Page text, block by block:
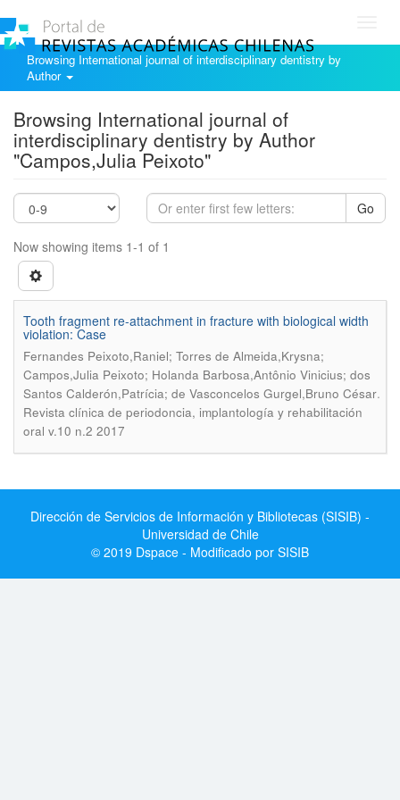
Browsing International journal of interdisciplinary dentistry by
Author
Browsing International journal of
interdisciplinary dentistry by Author
"Campos,Julia Peixoto"
Go
Now showing items 1-1 of 1
Tooth fragment re-attachment in fracture with biological width
violation: Case
Fernandes Peixoto,Raniel; Torres de Almeida,Krysna;
Campos,Julia Peixoto; Holanda Barbosa,Antônio Vinicius; dos
Santos Calderón,Patrícia; de Vasconcelos Gurgel,Bruno César.
Revista clínica de periodoncia, implantología y rehabilitación
oral v.10 n.2 2017
Dirección de Servicios de Información y Bibliotecas (SISIB) -
Universidad de Chile
© 2019 Dspace - Modificado por SISIB